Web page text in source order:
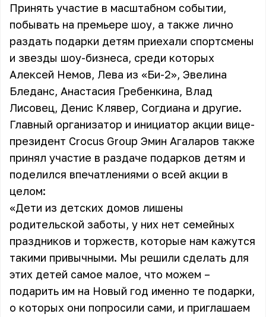
Принять участие в масштабном событии,
побывать на премьере шоу, а также лично
раздать подарки детям приехали спортсмены
и звезды шоу-бизнеса, среди которых
Алексей Немов, Лева из «Би-2», Эвелина
Бледанс, Анастасия Гребенкина, Влад
Лисовец, Денис Клявер, Согдиана и другие.
Главный организатор и инициатор акции вице-
президент Crocus Group Эмин Агаларов также
принял участие в раздаче подарков детям и
поделился впечатлениями о всей акции в
целом:
«Дети из детских домов лишены
родительской заботы, у них нет семейных
праздников и торжеств, которые нам кажутся
такими привычными. Мы решили сделать для
этих детей самое малое, что можем –
подарить им на Новый год именно те подарки,
о которых они попросили сами, и приглашаем